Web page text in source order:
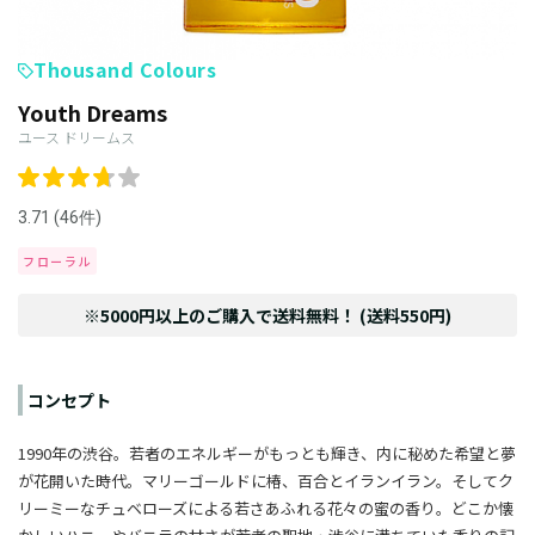
Thousand Colours
Youth Dreams
ユース ドリームス
3.71 (46件)
フローラル
※5000円以上のご購入で送料無料！ (送料550円)
コンセプト
1990年の渋谷。若者のエネルギーがもっとも輝き、内に秘めた希望と夢
が花開いた時代。マリーゴールドに椿、百合とイランイラン。そしてク
リーミーなチュベローズによる若さあふれる花々の蜜の香り。どこか懐